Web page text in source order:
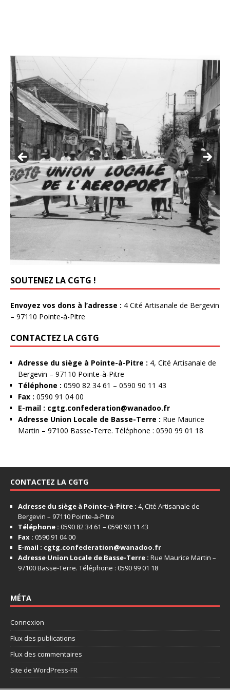
SOUTENEZ LA CGTG !
Envoyez vos dons à l’adresse : 4 Cité Artisanale de Bergevin
– 97110 Pointe-à-Pitre
CONTACTEZ LA CGTG
Adresse du siège à Pointe-à-Pitre : 4, Cité Artisanale de
Bergevin – 97110 Pointe-à-Pitre
Téléphone : 0590 82 34 61 – 0590 90 11 43
Fax : 0590 91 04 00
E-mail : cgtg.confederation@wanadoo.fr
Adresse Union Locale de Basse-Terre : Rue Maurice
Martin – 97100 Basse-Terre. Téléphone : 0590 99 01 18
CONTACTEZ LA CGTG
Adresse du siège à Pointe-à-Pitre : 4, Cité Artisanale de
Bergevin – 97110 Pointe-à-Pitre
Téléphone : 0590 82 34 61 – 0590 90 11 43
Fax : 0590 91 04 00
E-mail : cgtg.confederation@wanadoo.fr
Adresse Union Locale de Basse-Terre : Rue Maurice Martin –
97100 Basse-Terre. Téléphone : 0590 99 01 18
MÉTA
Connexion
Flux des publications
Flux des commentaires
Site de WordPress-FR